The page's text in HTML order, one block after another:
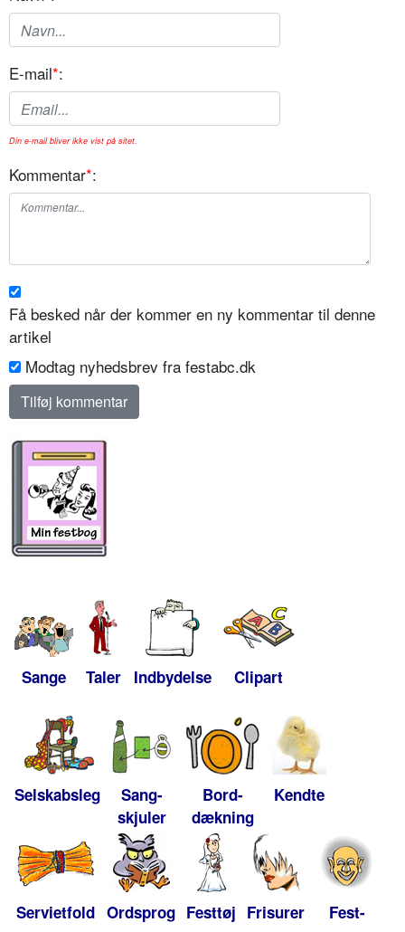
E-mail*:
Din e-mail bliver ikke vist på sitet.
Kommentar*:
Få besked når der kommer en ny kommentar til denne
artikel
Modtag nyhedsbrev fra festabc.dk
Sange Taler Indbydelse Clipart
Selskabsleg
Sang-
skjuler
Bord-
dækning
Kendte
Servietfold Ordsprog Festtøj Frisurer
Fest-